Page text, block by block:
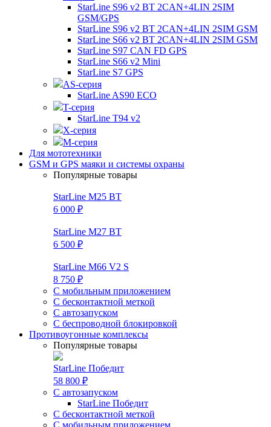
StarLine S96 v2 BT 2CAN+4LIN 2SIM
GSM/GPS
StarLine S96 v2 BT 2CAN+4LIN 2SIM GSM
StarLine S66 v2 BT 2CAN+4LIN 2SIM GSM
StarLine S97 CAN FD GPS
StarLine S66 v2 Mini
StarLine S7 GPS
AS-серия
StarLine AS90 ECO
T-серия
StarLine T94 v2
X-серия
M-серия
Для мототехники
GSM и GPS маяки и системы охраны
Популярные товары
StarLine M25 BT
6 000 ₽
StarLine M27 BT
6 500 ₽
StarLine M66 V2 S
8 750 ₽
С мобильным приложением
С бесконтактной меткой
С автозапуском
С беспроводной блокировкой
Противоугонные комплексы
Популярные товары
StarLine Победит
58 800 ₽
С автозапуском
StarLine Победит
С бесконтактной меткой
С мобильным приложением